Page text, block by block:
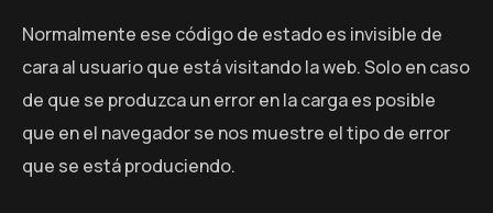
Normalmente ese código de estado es invisible de
cara al usuario que está visitando la web. Solo en caso
de que se produzca un error en la carga es posible
que en el navegador se nos muestre el tipo de error
que se está produciendo.